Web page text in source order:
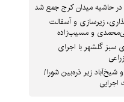
در حاشیه میدان کرج جمع شد
زیرسازی و آسفالت
و مسیب‌زاده
سبز گلشهر با اجرای
شیخ‌آباد زیر ذره‌بین شورا/
اجرایی